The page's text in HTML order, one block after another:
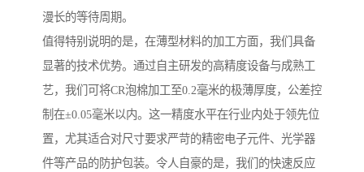
漫长的等待周期。
值得特别说明的是，在薄型材料的加工方面，我们具备
显著的技术优势。通过自主研发的高精度设备与成熟工
艺，我们可将CR泡棉加工至0.2毫米的极薄厚度，公差控
制在±0.05毫米以内。这一精度水平在行业内处于领先位
置，尤其适合对尺寸要求严苛的精密电子元件、光学器
件等产品的防护包装。令人自豪的是，我们的快速反应